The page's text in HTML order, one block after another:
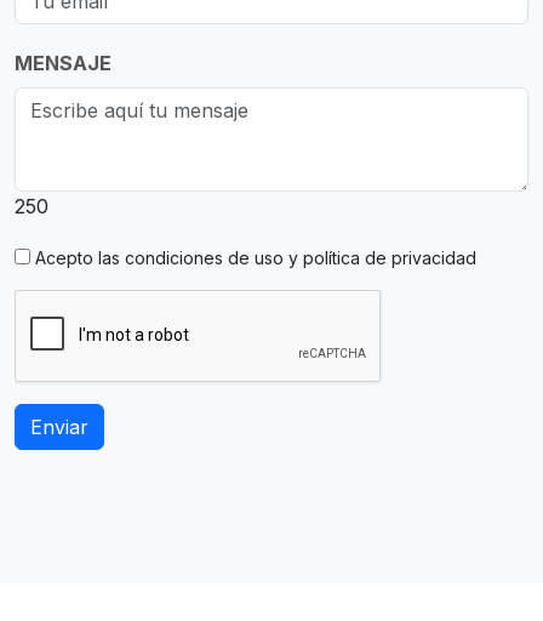
MENSAJE
250
Acepto las condiciones de uso y política de privacidad